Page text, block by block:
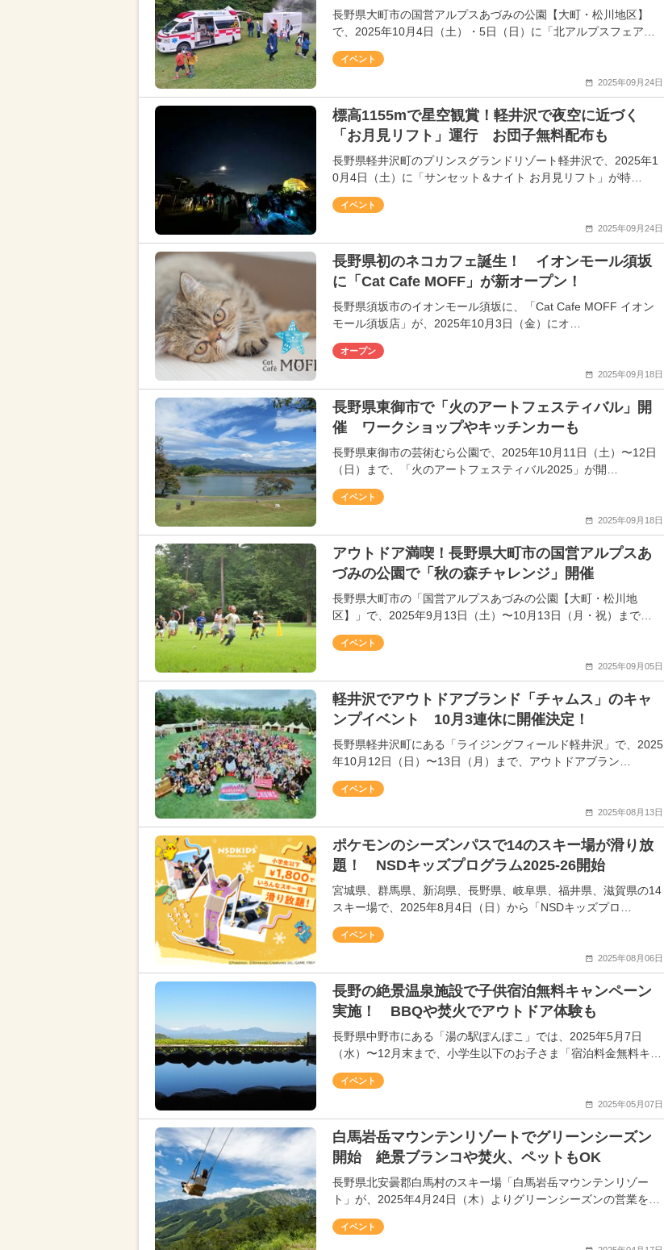
長野県大町市の国営アルプスあづみの公園【大町・松川地区】
で、2025年10月4日（土）・5日（日）に「北アルプスフェア…
イベント
2025年09月24日
標高1155mで星空観賞！軽井沢で夜空に近づく
「お月見リフト」運行 お団子無料配布も
長野県軽井沢町のプリンスグランドリゾート軽井沢で、2025年1
0月4日（土）に「サンセット＆ナイト お月見リフト」が特…
イベント
2025年09月24日
長野県初のネコカフェ誕生！ イオンモール須坂
に「Cat Cafe MOFF」が新オープン！
長野県須坂市のイオンモール須坂に、「Cat Cafe MOFF イオン
モール須坂店」が、2025年10月3日（金）にオ…
オープン
2025年09月18日
長野県東御市で「火のアートフェスティバル」開
催 ワークショップやキッチンカーも
長野県東御市の芸術むら公園で、2025年10月11日（土）〜12日
（日）まで、「火のアートフェスティバル2025」が開…
イベント
2025年09月18日
アウトドア満喫！長野県大町市の国営アルプスあ
づみの公園で「秋の森チャレンジ」開催
長野県大町市の「国営アルプスあづみの公園【大町・松川地
区】」で、2025年9月13日（土）〜10月13日（月・祝）まで…
イベント
2025年09月05日
軽井沢でアウトドアブランド「チャムス」のキャ
ンプイベント 10月3連休に開催決定！
長野県軽井沢町にある「ライジングフィールド軽井沢」で、2025
年10月12日（日）〜13日（月）まで、アウトドアブラン…
イベント
2025年08月13日
ポケモンのシーズンパスで14のスキー場が滑り放
題！ NSDキッズプログラム2025-26開始
宮城県、群馬県、新潟県、長野県、岐阜県、福井県、滋賀県の14
スキー場で、2025年8月4日（日）から「NSDキッズプロ…
イベント
2025年08月06日
長野の絶景温泉施設で子供宿泊無料キャンペーン
実施！ BBQや焚火でアウトドア体験も
長野県中野市にある「湯の駅ぽんぽこ」では、2025年5月7日
（水）〜12月末まで、小学生以下のお子さま「宿泊料金無料キ…
イベント
2025年05月07日
白馬岩岳マウンテンリゾートでグリーンシーズン
開始 絶景ブランコや焚火、ペットもOK
長野県北安曇郡白馬村のスキー場「白馬岩岳マウンテンリゾー
ト」が、2025年4月24日（木）よりグリーンシーズンの営業を…
イベント